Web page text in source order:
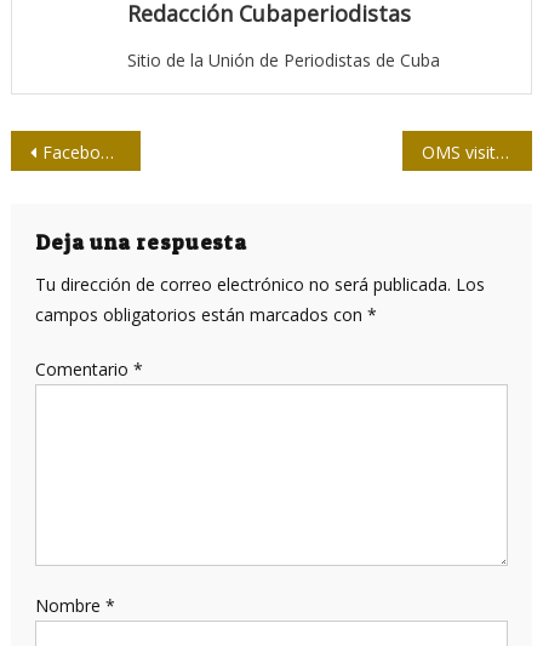
Redacción Cubaperiodistas
Sitio de la Unión de Periodistas de Cuba
Navegación
entradas
Facebook: Continúa la polémica por la promoción de la violencia y el odio OMS visita centros de control de enfermedades en Wuhan
Deja una respuesta
Tu dirección de correo electrónico no será publicada. Los
campos obligatorios están marcados con *
Comentario *
Nombre *